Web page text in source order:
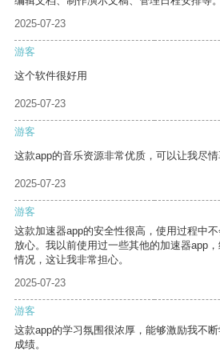
2025-07-23
游客
这个软件很好用
2025-07-23
游客
这款app的音乐资源非常优质，可以让我尽情
2025-07-23
游客
这款加速器app的安全性很高，使用过程中
放心。我以前使用过一些其他的加速器app
情况，这让我非常担心。
2025-07-23
游客
这款app的学习氛围很浓厚，能够激励我不
成绩。